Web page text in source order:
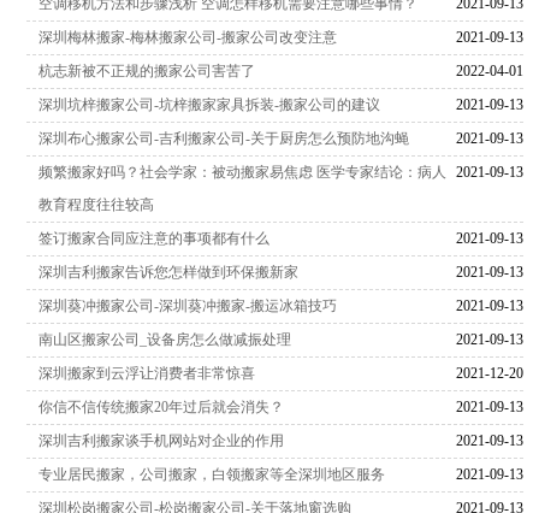
2021-09-13
空调移机方法和步骤浅析 空调怎样移机需要注意哪些事情？
2021-09-13
深圳梅林搬家-梅林搬家公司-搬家公司改变注意
2022-04-01
杭志新被不正规的搬家公司害苦了
2021-09-13
深圳坑梓搬家公司-坑梓搬家家具拆装-搬家公司的建议
2021-09-13
深圳布心搬家公司-吉利搬家公司-关于厨房怎么预防地沟蝇
2021-09-13
频繁搬家好吗？社会学家：被动搬家易焦虑 医学专家结论：病人
教育程度往往较高
2021-09-13
签订搬家合同应注意的事项都有什么
2021-09-13
深圳吉利搬家告诉您怎样做到环保搬新家
2021-09-13
深圳葵冲搬家公司-深圳葵冲搬家-搬运冰箱技巧
2021-09-13
南山区搬家公司_设备房怎么做减振处理
2021-12-20
深圳搬家到云浮让消费者非常惊喜
2021-09-13
你信不信传统搬家20年过后就会消失？
2021-09-13
深圳吉利搬家谈手机网站对企业的作用
2021-09-13
专业居民搬家，公司搬家，白领搬家等全深圳地区服务
2021-09-13
深圳松岗搬家公司-松岗搬家公司-关于落地窗选购